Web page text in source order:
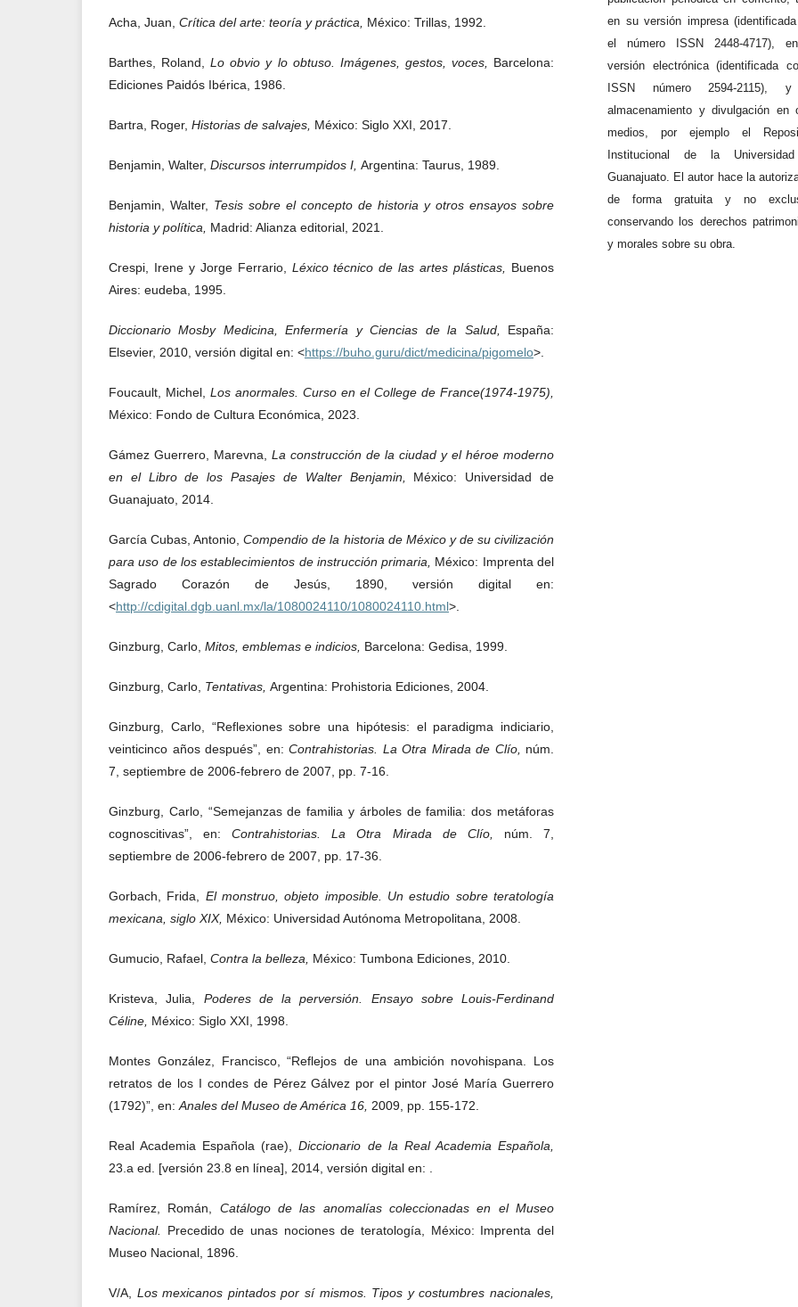
Acha, Juan, Crítica del arte: teoría y práctica, México: Trillas, 1992.
Barthes, Roland,Lo obvio y lo obtuso. Imágenes, gestos, voces, Barcelona:
Ediciones Paidós Ibérica, 1986.
Bartra, Roger, Historias de salvajes, México: Siglo XXI, 2017.
Benjamin, Walter, Discursos interrumpidos I, Argentina: Taurus, 1989.
Benjamin, Walter, Tesis sobre el concepto de historia y otros ensayos sobre
historia y política, Madrid: Alianza editorial, 2021.
Crespi, Irene y Jorge Ferrario, Léxico técnico de las artes plásticas, Buenos
Aires: eudeba, 1995.
Diccionario Mosby Medicina, Enfermería y Ciencias de la Salud, España:
Elsevier, 2010, versión digital en: <https://buho.guru/dict/medicina/pigomelo>.
Foucault, Michel, Los anormales. Curso en el College de France(1974-1975),
México: Fondo de Cultura Económica, 2023.
Gámez Guerrero, Marevna, La construcción de la ciudad y el héroe moderno
en el Libro de los Pasajes de Walter Benjamin, México: Universidad de
Guanajuato, 2014.
García Cubas, Antonio,Compendio de la historia de México y de su civilización
para uso de los establecimientos de instrucción primaria, México: Imprenta del
Sagrado Corazón de Jesús, 1890, versión digital en:
<http://cdigital.dgb.uanl.mx/la/1080024110/1080024110.html>.
Ginzburg, Carlo, Mitos, emblemas e indicios, Barcelona: Gedisa, 1999.
Ginzburg, Carlo, Tentativas, Argentina: Prohistoria Ediciones, 2004.
Ginzburg, Carlo, “Reflexiones sobre una hipótesis: el paradigma indiciario,
veinticinco años después”, en: Contrahistorias. La Otra Mirada de Clío, núm.
7, septiembre de 2006-febrero de 2007, pp. 7-16.
Ginzburg, Carlo, “Semejanzas de familia y árboles de familia: dos metáforas
cognoscitivas”, en:Contrahistorias. La Otra Mirada de Clío, núm. 7,
septiembre de 2006-febrero de 2007, pp. 17-36.
Gorbach, Frida, El monstruo, objeto imposible. Un estudio sobre teratología
mexicana, siglo XIX, México: Universidad Autónoma Metropolitana, 2008.
Gumucio, Rafael, Contra la belleza, México: Tumbona Ediciones, 2010.
Kristeva, Julia, Poderes de la perversión. Ensayo sobre Louis-Ferdinand
Céline, México: Siglo XXI, 1998.
Montes González, Francisco, “Reflejos de una ambición novohispana. Los
retratos de los I condes de Pérez Gálvez por el pintor José María Guerrero
(1792)”, en: Anales del Museo de América 16, 2009, pp. 155-172.
Real Academia Española (rae),Diccionario de la Real Academia Española,
23.a ed. [versión 23.8 en línea], 2014, versión digital en: .
Ramírez, Román, Catálogo de las anomalías coleccionadas en el Museo
Nacional. Precedido de unas nociones de teratología, México: Imprenta del
Museo Nacional, 1896.
V/A, Los mexicanos pintados por sí mismos. Tipos y costumbres nacionales,
en su versión impresa
el número ISSN 2448-4717),
versión electrónica (identificada
ISSN número 2594-2115),
almacenamiento y divulgación en
medios, por ejemplo el
Institucional de la
Guanajuato. El autor hace la
de forma gratuita y no
conservando los derechos
y morales sobre su obra.